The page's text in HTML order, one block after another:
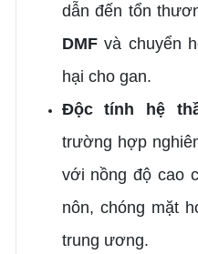
dẫn đến tổn
DMFvà chuyển
hại cho gan.
Độc tính hệ
trường hợp
với nồng độ cao
nôn, chóng mặt
trung ương.